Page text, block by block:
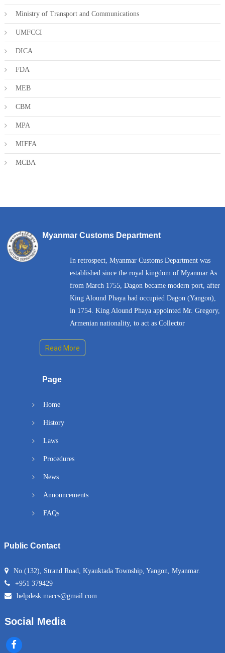
Ministry of Transport and Communications
UMFCCI
DICA
FDA
MEB
CBM
MPA
MIFFA
MCBA
Myanmar Customs Department
In retrospect, Myanmar Customs Department was
established since the royal kingdom of Myanmar.As
from March 1755, Dagon became modern port, after
King Alound Phaya had occupied Dagon (Yangon),
in 1754. King Alound Phaya appointed Mr. Gregory,
Armenian nationality, to act as Collector
Read More
Page
Home
History
Laws
Procedures
News
Announcements
FAQs
Public Contact
No.(132), Strand Road, Kyauktada Township, Yangon, Myanmar.
+951 379429
helpdesk.maccs@gmail.com
Social Media